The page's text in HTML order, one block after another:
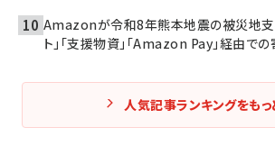
Amazonが令和8年熊本地震の被災地支
ト」「支援物資」「Amazon Pay」経由で
人気記事ランキングをもっ